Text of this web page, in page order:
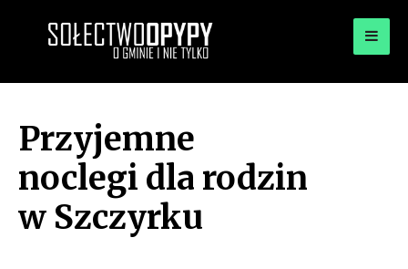
OPYPY.PL
Przyjemne
noclegi dla rodzin
w Szczyrku